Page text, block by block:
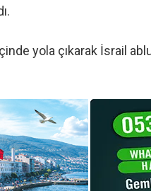
yola çıkarak İsrail